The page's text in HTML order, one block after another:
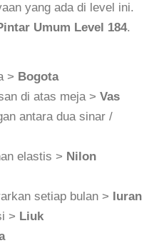
yang ada di level ini.
Umum Level 184.
> Bogota
di atas meja > Vas
antara dua sinar /
elastis > Nilon
setiap bulan > Iuran
> Liuk